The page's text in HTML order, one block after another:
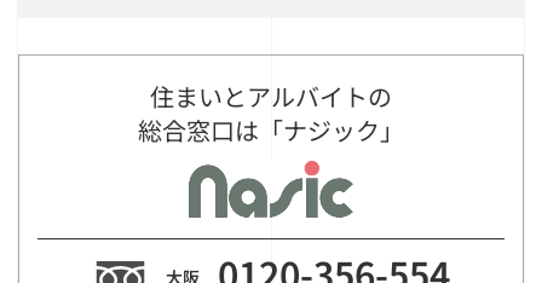
住まいとアルバイトの
総合窓口は「ナジック」
大阪